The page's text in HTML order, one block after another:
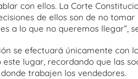
con ellos. La Corte
de ellos son de no
a lo que no queremos llegar”,
se efectuará únicamente con
lugar, recordando que las
trabajen los vendedores.